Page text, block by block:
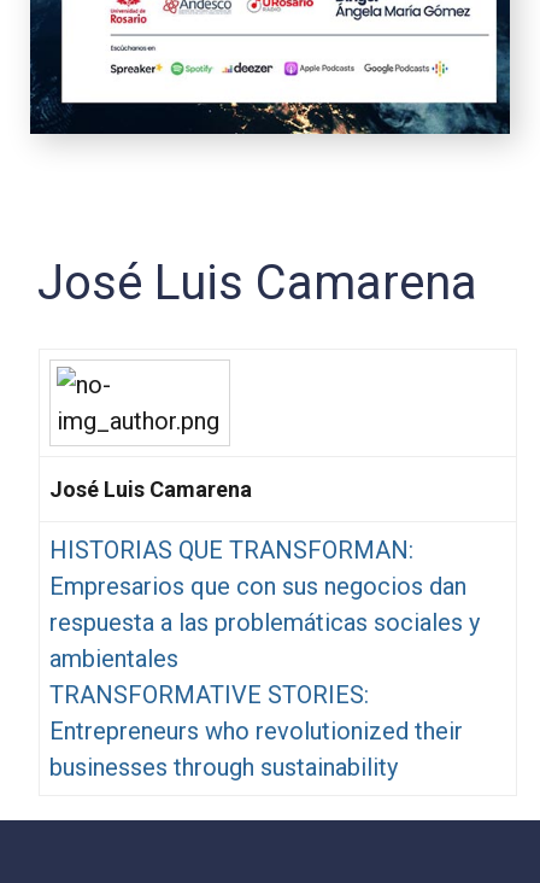
José Luis Camarena
José Luis Camarena
HISTORIAS QUE TRANSFORMAN:
Empresarios que con sus negocios dan
respuesta a las problemáticas sociales y
ambientales
TRANSFORMATIVE STORIES:
Entrepreneurs who revolutionized their
businesses through sustainability